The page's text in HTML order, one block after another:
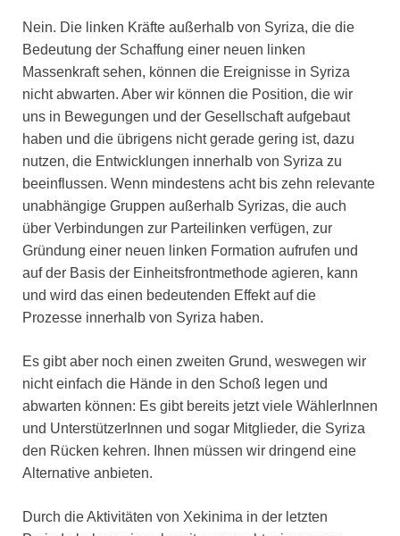
Nein. Die linken Kräfte außerhalb von Syriza, die die
Bedeutung der Schaffung einer neuen linken
Massenkraft sehen, können die Ereignisse in Syriza
nicht abwarten. Aber wir können die Position, die wir
uns in Bewegungen und der Gesellschaft aufgebaut
haben und die übrigens nicht gerade gering ist, dazu
nutzen, die Entwicklungen innerhalb von Syriza zu
beeinflussen. Wenn mindestens acht bis zehn relevante
unabhängige Gruppen außerhalb Syrizas, die auch
über Verbindungen zur Parteilinken verfügen, zur
Gründung einer neuen linken Formation aufrufen und
auf der Basis der Einheitsfrontmethode agieren, kann
und wird das einen bedeutenden Effekt auf die
Prozesse innerhalb von Syriza haben.
Es gibt aber noch einen zweiten Grund, weswegen wir
nicht einfach die Hände in den Schoß legen und
abwarten können: Es gibt bereits jetzt viele WählerInnen
und UnterstützerInnen und sogar Mitglieder, die Syriza
den Rücken kehren. Ihnen müssen wir dringend eine
Alternative anbieten.
Durch die Aktivitäten von Xekinima in der letzten